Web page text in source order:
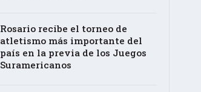
Rosario recibe el torneo de
atletismo más importante del
país en la previa de los Juegos
Suramericanos